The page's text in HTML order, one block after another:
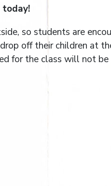
today!
so students are
off their children at
for the class will not